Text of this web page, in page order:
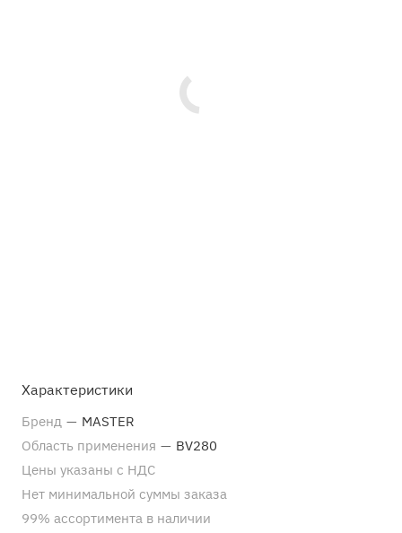
Характеристики
Бренд — MASTER
Область применения — BV280
Цены указаны с НДС
Нет минимальной суммы заказа
99% ассортимента в наличии